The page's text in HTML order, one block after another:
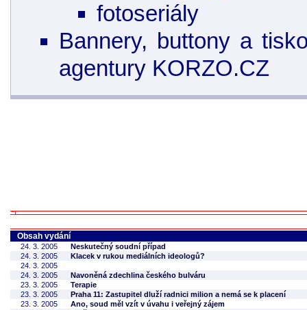
fotoseriály
Bannery, buttony a
agentury KORZO.CZ
Obsah vydání
24. 3. 2005
Neskutečný soudní případ
24. 3. 2005
Klacek v rukou mediálních ideologů?
24. 3. 2005
24. 3. 2005
Navoněná zdechlina českého bulváru
23. 3. 2005
Terapie
23. 3. 2005
Praha 11: Zastupitel dluží radnici milion a nemá se k placení
23. 3. 2005
Ano, soud měl vzít v úvahu i veřejný zájem